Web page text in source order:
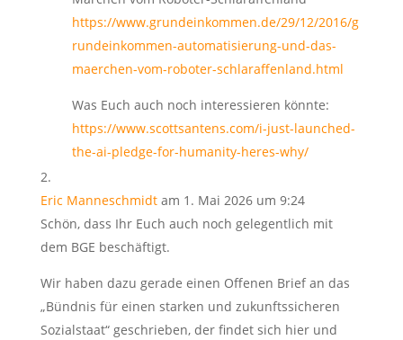
https://www.grundeinkommen.de/29/12/2016/g
rundeinkommen-automatisierung-und-das-
maerchen-vom-roboter-schlaraffenland.html
Was Euch auch noch interessieren könnte:
https://www.scottsantens.com/i-just-launched-
the-ai-pledge-for-humanity-heres-why/
Eric Manneschmidt am 1. Mai 2026 um 9:24
Schön, dass Ihr Euch auch noch gelegentlich mit
dem BGE beschäftigt.
Wir haben dazu gerade einen Offenen Brief an das
„Bündnis für einen starken und zukunftssicheren
Sozialstaat“ geschrieben, der findet sich hier und